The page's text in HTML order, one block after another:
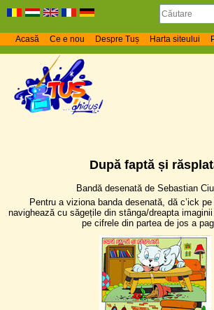
Acasă Ce e nou Despre Tuș Harta siteului
După faptă și
Bandă desenată de Sebastian
Pentru a viziona banda desenată, dă c’ick
navighează cu săgețile din stânga/dreapta
pe cifrele din partea de jos a